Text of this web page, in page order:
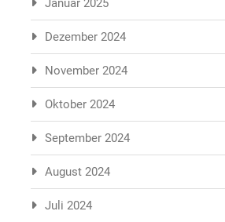
Januar 2025
Dezember 2024
November 2024
Oktober 2024
September 2024
August 2024
Juli 2024